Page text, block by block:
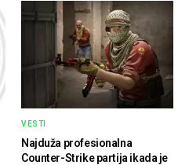
VESTI
Najduža profesionalna
Counter-Strike partija ikada je